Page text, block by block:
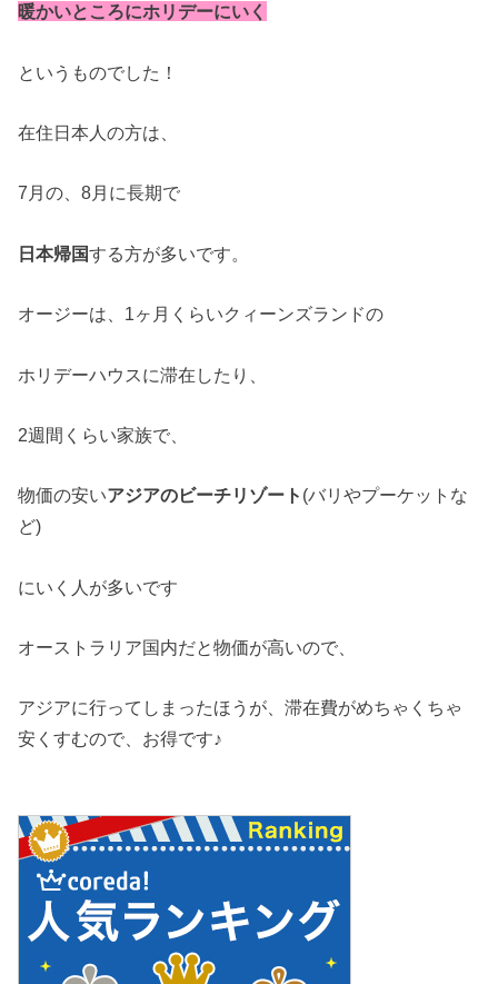
暖かいところにホリデーにいく
というものでした！
在住日本人の方は、
7月の、8月に長期で
日本帰国する方が多いです。
オージーは、1ヶ月くらいクィーンズランドの
ホリデーハウスに滞在したり、
2週間くらい家族で、
物価の安いアジアのビーチリゾート (バリやプーケットな
ど)
にいく人が多いです
オーストラリア国内だと物価が高いので、
アジアに行ってしまったほうが、滞在費がめちゃくちゃ
安くすむので、お得です♪